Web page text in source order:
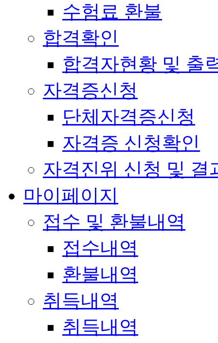
수험료 환불
합격확인
합격자현황 및 출
자격증신청
단체자격증신청
자격증 신청확인
자격진위 신청 및 결
마이페이지
접수 및 환불내역
접수내역
환불내역
취득내역
취득내역